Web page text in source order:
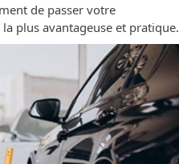
de passer votre
plus avantageuse et pratique.